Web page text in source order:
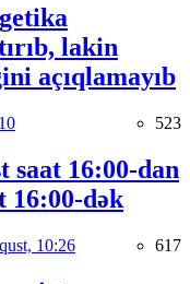
lakin
açıqlamayıb
523
saat 16:00-dan
16:00-dək
10:26 617